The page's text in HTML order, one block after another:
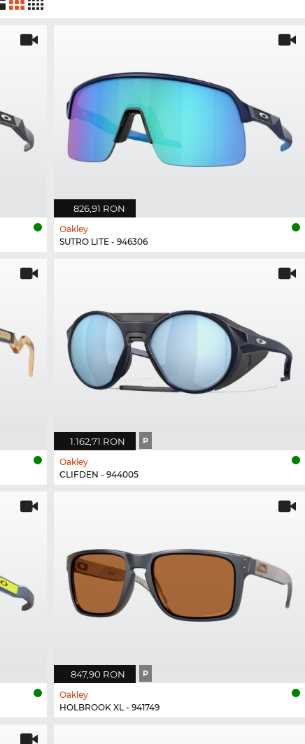
826,91 RON
Oakley
SUTRO LITE - 946306
1.162,71 RON P
Oakley
CLIFDEN - 944005
847,90 RON P
Oakley
HOLBROOK XL - 941749